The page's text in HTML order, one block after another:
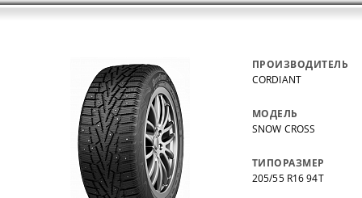
ПРОИЗВОДИТЕЛЬ
CORDIANT
МОДЕЛЬ
SNOW CROSS
ТИПОРАЗМЕР
205/55 R16 94T